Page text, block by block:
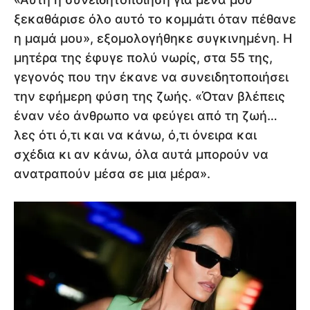
ξεκαθάρισε όλο αυτό το κομμάτι όταν πέθανε
η μαμά μου», εξομολογήθηκε συγκινημένη. Η
μητέρα της έφυγε πολύ νωρίς, στα 55 της,
γεγονός που την έκανε να συνειδητοποιήσει
την εφήμερη φύση της ζωής. «Όταν βλέπεις
έναν νέο άνθρωπο να φεύγει από τη ζωή…
λες ότι ό,τι και να κάνω, ό,τι όνειρα και
σχέδια κι αν κάνω, όλα αυτά μπορούν να
ανατραπούν μέσα σε μια μέρα».